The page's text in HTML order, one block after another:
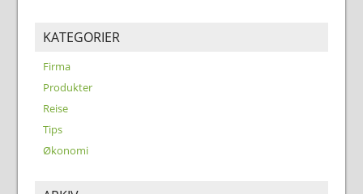
KATEGORIER
Firma
Produkter
Reise
Tips
Økonomi